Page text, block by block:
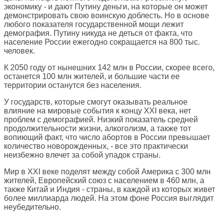
экономику - и дают Путину деньги, на которые он может
демонстрировать свою воинскую доблесть. Но в основе
любого показателя государственной мощи лежит
демография. Путину никуда не деться от факта, что
население России ежегодно сокращается на 800 тыс.
человек.
К 2050 году от нынешних 142 млн в России, скорее всего,
останется 100 млн жителей, и большие части ее
территории останутся без населения.
У государств, которые смогут оказывать реальное
влияние на мировые события к концу XXI века, нет
проблем с демографией. Низкий показатель средней
продолжительности жизни, алкоголизм, а также тот
вопиющий факт, что число абортов в России превышает
количество новорожденных, - все это практически
неизбежно влечет за собой упадок страны.
Мир в XXI веке поделят между собой Америка с 300 млн
жителей, Европейский союз с населением в 460 млн, а
также Китай и Индия - страны, в каждой из которых живет
более миллиарда людей. На этом фоне Россия выглядит
неубедительно.